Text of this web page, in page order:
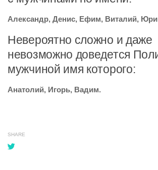
Александр, Денис, Ефим, Виталий,
Невероятно сложно и даже
невозможно доведется
мужчиной имя которого:
Анатолий, Игорь, Вадим.
SHARE